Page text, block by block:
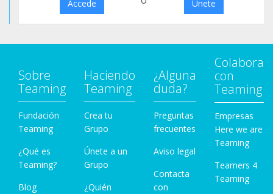
Accede Únete
Sobre
Teaming
Fundación
Teaming
¿Qué es
Teaming?
Blog
Haciendo
Teaming
Crea tu
Grupo
Únete a un
Grupo
¿Quién
¿Alguna
duda?
Preguntas
frecuentes
Aviso legal
Contacta
con
Colabora
con
Teaming
Empresas
Here we are
Teaming
Teamers 4
Teaming